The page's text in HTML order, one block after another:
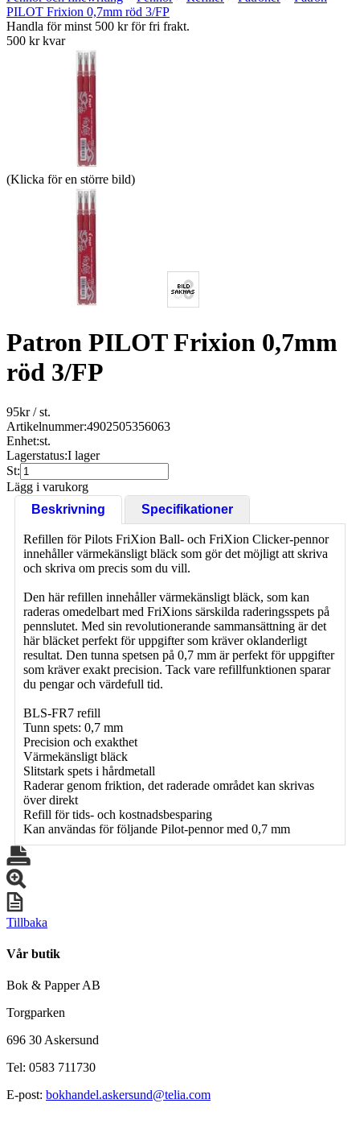
PILOT Frixion 0,7mm röd 3/FP
Handla för minst 500 kr för fri frakt.
500 kr kvar
(Klicka för en större bild)
Patron PILOT Frixion 0,7mm
röd 3/FP
95kr/ st.
Artikelnummer:4902505356063
Enhet:st.
Lagerstatus:I lager
St:
Lägg i varukorg
Beskrivning
Specifikationer
Refillen för Pilots FriXion Ball- och FriXion Clicker-pennor
innehåller värmekänsligt bläck som gör det möjligt att skriva
och skriva om precis som du vill.
Den här refillen innehåller värmekänsligt bläck, som kan
raderas omedelbart med FriXions särskilda raderingsspets på
pennslutet. Med sin revolutionerande sammansättning är det
här bläcket perfekt för uppgifter som kräver oklanderligt
resultat. Den tunna spetsen på 0,7 mm är perfekt för uppgifter
som kräver exakt precision. Tack vare refillfunktionen sparar
du pengar och värdefull tid.
BLS-FR7 refill
Tunn spets: 0,7 mm
Precision och exakthet
Värmekänsligt bläck
Slitstark spets i hårdmetall
Raderar genom friktion, det raderade området kan skrivas
över direkt
Refill för tids- och kostnadsbesparing
Kan användas för följande Pilot-pennor med 0,7 mm
Tillbaka
Vår butik
Bok & Papper AB
Torgparken
696 30 Askersund
Tel: 0583 711730
E-post: bokhandel.askersund@telia.com